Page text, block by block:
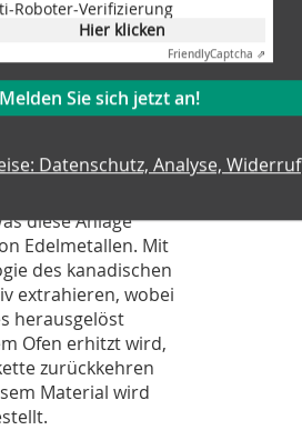
laufende und
kontrollierte und
Leiterplatten in
Das
bei der ein
verfeinert.
während
diese Anlage
Edelmetallen. Mit
des kanadischen
ex­trahieren, wobei
herausgelöst
Ofen erhitzt wird,
zurückkehren
Material wird
Roboter-Verifizierung
Hier klicken
FriendlyCaptcha ⇗
Melden Sie sich jetzt an!
Datenschutz, Analyse, Widerruf